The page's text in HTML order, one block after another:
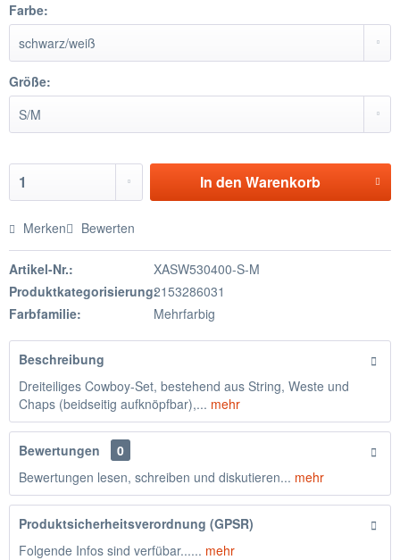
Farbe:
Größe:
In den Warenkorb
Merken Bewerten
Artikel-Nr.:
XASW530400-S-M
Produktkategorisierung:2153286031
Farbfamilie:
Mehrfarbig
Beschreibung
Dreiteiliges Cowboy-Set, bestehend aus String, Weste und
Chaps (beidseitig aufknöpfbar),... mehr
Bewertungen
0
Bewertungen lesen, schreiben und diskutieren... mehr
Produktsicherheitsverordnung (GPSR)
Folgende Infos sind verfübar...... mehr